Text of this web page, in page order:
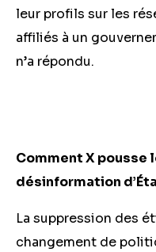
leur profils sur les
affiliés à un
n’a répondu.
Comment X pousse
désinformation
La suppression des
changement de